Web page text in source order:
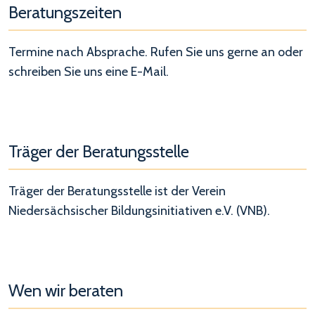
Beratungszeiten
Termine nach Absprache. Rufen Sie uns gerne an oder
schreiben Sie uns eine E-Mail.
Träger der Beratungsstelle
Träger der Beratungsstelle ist der Verein
Niedersächsischer Bildungsinitiativen e.V. (VNB).
Wen wir beraten